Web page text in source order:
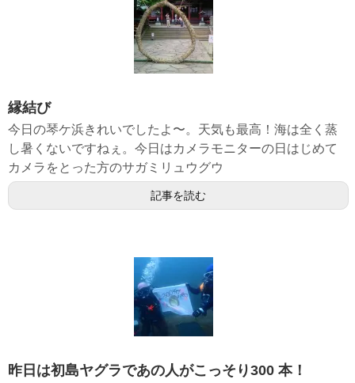
縁結び
今日の琴ケ浜きれいでしたよ〜。天気も最高！海は全く蒸
し暑くないですねぇ。今日はカメラモニターの日はじめて
カメラをとった方のサガミリュウグウ
記事を読む
昨日は初島ヤグラであの人がこっそり300 本！